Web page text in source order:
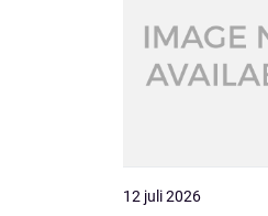
12 juli 2026